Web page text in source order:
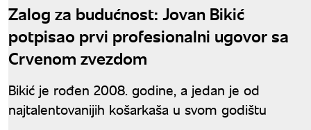
Zalog za budućnost: Jovan Bikić
potpisao prvi profesionalni ugovor sa
Crvenom zvezdom
Bikić je rođen 2008. godine, a jedan je od
najtalentovanijih košarkaša u svom godištu